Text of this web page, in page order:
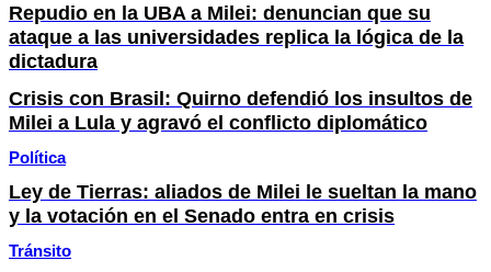
Repudio en la UBA a Milei: denuncian que su
ataque a las universidades replica la lógica de la
dictadura
Crisis con Brasil: Quirno defendió los insultos de
Milei a Lula y agravó el conflicto diplomático
Política
Ley de Tierras: aliados de Milei le sueltan la mano
y la votación en el Senado entra en crisis
Tránsito